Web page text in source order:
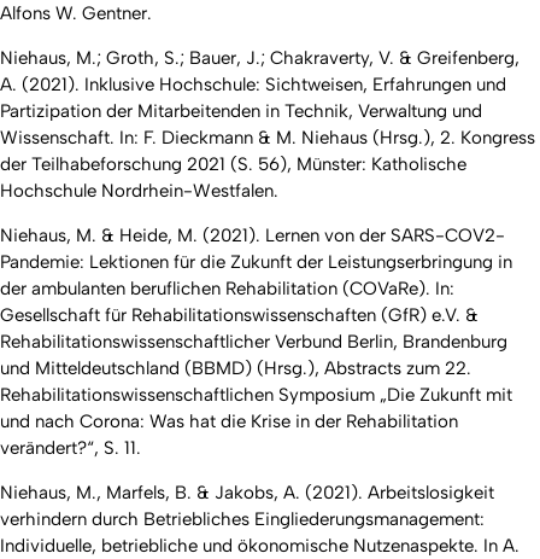
Alfons W. Gentner.
Niehaus, M.; Groth, S.; Bauer, J.; Chakraverty, V. & Greifenberg,
A. (2021). Inklusive Hochschule: Sichtweisen, Erfahrungen und
Partizipation der Mitarbeitenden in Technik, Verwaltung und
Wissenschaft. In: F. Dieckmann & M. Niehaus (Hrsg.), 2. Kongress
der Teilhabeforschung 2021 (S. 56), Münster: Katholische
Hochschule Nordrhein-Westfalen.
Niehaus, M. & Heide, M. (2021). Lernen von der SARS-COV2-
Pandemie: Lektionen für die Zukunft der Leistungserbringung in
der ambulanten beruflichen Rehabilitation (COVaRe). In:
Gesellschaft für Rehabilitationswissenschaften (GfR) e.V. &
Rehabilitationswissenschaftlicher Verbund Berlin, Brandenburg
und Mitteldeutschland (BBMD) (Hrsg.), Abstracts zum 22.
Rehabilitationswissenschaftlichen Symposium „Die Zukunft mit
und nach Corona: Was hat die Krise in der Rehabilitation
verändert?“, S. 11.
Niehaus, M., Marfels, B. & Jakobs, A. (2021). Arbeitslosigkeit
verhindern durch Betriebliches Eingliederungsmanagement:
Individuelle, betriebliche und ökonomische Nutzenaspekte. In A.